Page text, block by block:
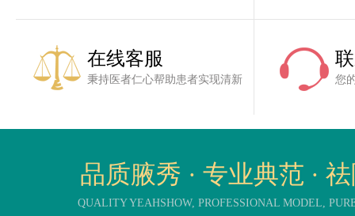
在线客服
秉持医者仁心帮助患者实现清新 您
品质腋秀 · 专业典范 ·
QUALITY YEAHSHOW, PROFESSIONAL MODEL,